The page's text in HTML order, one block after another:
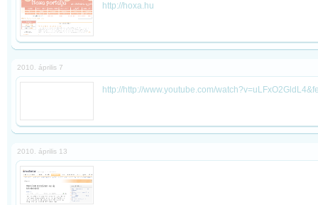
http://hoxa.hu
2010. április 7
http://http://www.youtube.com/
2010. április 13